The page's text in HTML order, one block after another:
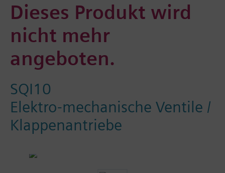
Dieses Produkt wird
nicht mehr
angeboten.
SQI10
Elektro-mechanische Ventile /
Klappenantriebe